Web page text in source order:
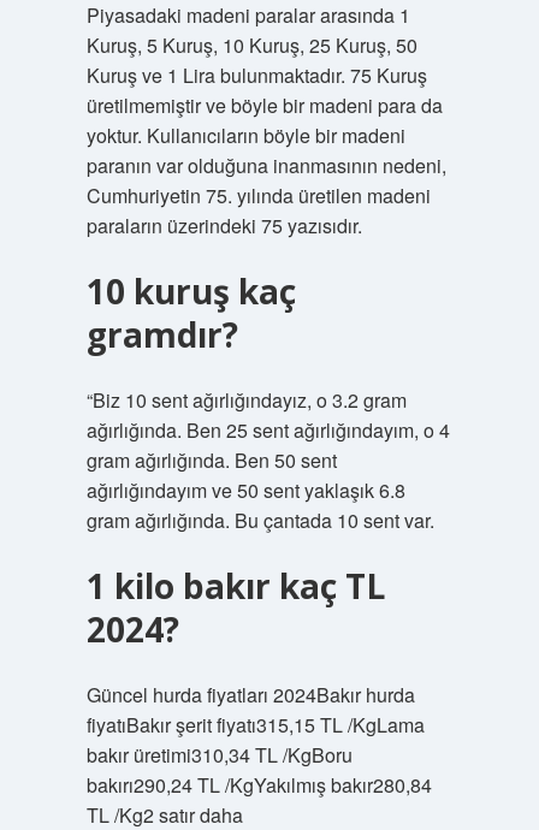
Piyasadaki madeni paralar arasında 1
Kuruş, 5 Kuruş, 10 Kuruş, 25 Kuruş, 50
Kuruş ve 1 Lira bulunmaktadır. 75 Kuruş
üretilmemiştir ve böyle bir madeni para da
yoktur. Kullanıcıların böyle bir madeni
paranın var olduğuna inanmasının nedeni,
Cumhuriyetin 75. yılında üretilen madeni
paraların üzerindeki 75 yazısıdır.
10 kuruş kaç
gramdır?
“Biz 10 sent ağırlığındayız, o 3.2 gram
ağırlığında. Ben 25 sent ağırlığındayım, o 4
gram ağırlığında. Ben 50 sent
ağırlığındayım ve 50 sent yaklaşık 6.8
gram ağırlığında. Bu çantada 10 sent var.
1 kilo bakır kaç TL
2024?
Güncel hurda fiyatları 2024Bakır hurda
fiyatıBakır şerit fiyatı315,15 TL /KgLama
bakır üretimi310,34 TL /KgBoru
bakırı290,24 TL /KgYakılmış bakır280,84
TL /Kg2 satır daha